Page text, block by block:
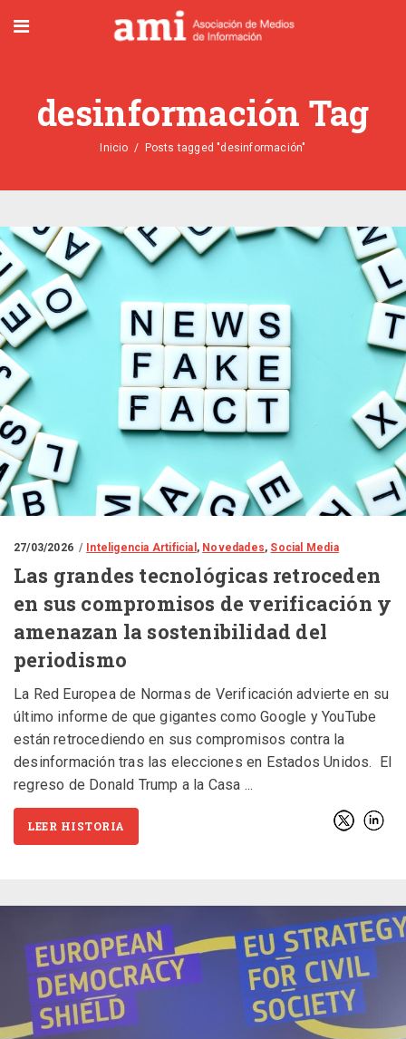
desinformación Tag
Inicio / Posts tagged "desinformación"
27/03/2026 Inteligencia Artificial , Novedades, Social Media
Las grandes tecnológicas retroceden
en sus compromisos de verificación y
amenazan la sostenibilidad del
periodismo
La Red Europea de Normas de Verificación advierte en su
último informe de que gigantes como Google y YouTube
están retrocediendo en sus compromisos contra la
desinformación tras las elecciones en Estados Unidos. El
regreso de Donald Trump a la Casa
LEER HISTORIA